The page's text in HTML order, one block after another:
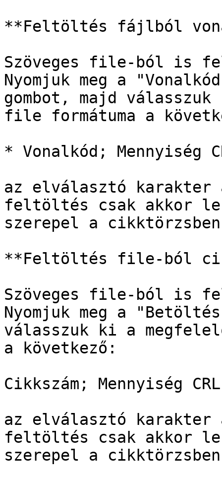
**Feltöltés fájlból
Szöveges file-ból is
Nyomjuk meg a
gombot, majd
file formátuma a
* Vonalkód; Mennyiség
az elválasztó
feltöltés csak akkor
szerepel a
**Feltöltés file-ból
Szöveges file-ból is
Nyomjuk meg a
válasszuk ki a
a következő:
Cikkszám; Mennyiség
az elválasztó
feltöltés csak akkor
szerepel a